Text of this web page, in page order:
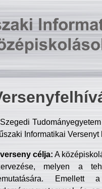
Informatikai
verseny célja: A
melyen a
Emellett